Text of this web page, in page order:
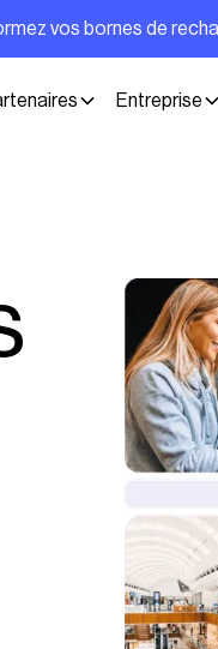
vos bornes de
Entreprise